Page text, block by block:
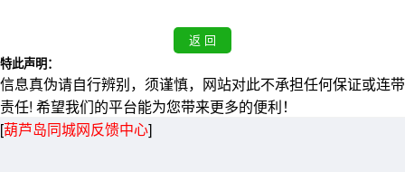
特此声明：
信息真伪请自行辨别，须谨慎，网站对此不承担任何保证或连带
责任! 希望我们的平台能为您带来更多的便利！
[葫芦岛同城网反馈中心]